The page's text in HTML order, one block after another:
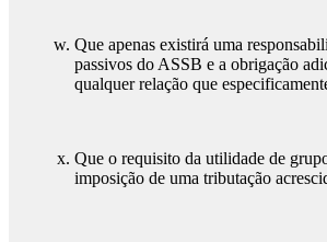
Que apenas existirá uma
passivos do ASSB e a obrigação
qualquer relação que
Que o requisito da utilidade de
imposição de uma tributação